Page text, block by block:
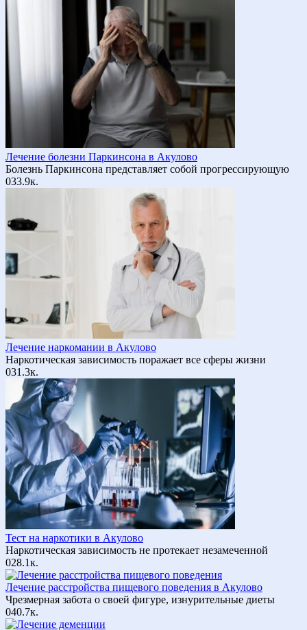
Лечение болезни Паркинсона в Акулово
Болезнь Паркинсона представляет собой прогрессирующую
033.9к.
Лечение наркомании в Акулово
Наркотическая зависимость поражает все сферы жизни
031.3к.
Тест на наркотики в Акулово
Наркотическая зависимость не протекает незамеченной
028.1к.
Лечение расстройства пищевого поведения в Акулово
Чрезмерная забота о своей фигуре, изнурительные диеты
040.7к.